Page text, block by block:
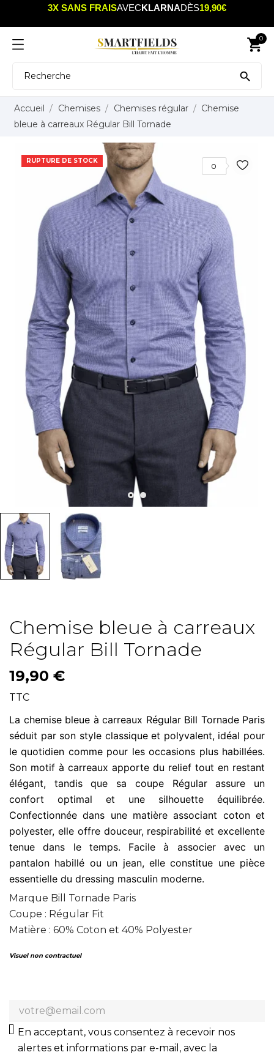
3X SANS FRAISAVECKLARNADÈS19,90€
shopping_cart
0

Accueil Chemises Chemises régular
Chemise
bleue à carreaux Régular Bill Tornade
RUPTURE DE STOCK
0
Chemise bleue à carreaux
Régular Bill Tornade
19,90 €
TTC
La chemise bleue à carreaux Régular Bill Tornade Paris
séduit par son style classique et polyvalent, idéal pour
le quotidien comme pour les occasions plus habillées.
Son motif à carreaux apporte du relief tout en restant
élégant, tandis que sa coupe Régular assure un
confort optimal et une silhouette équilibrée.
Confectionnée dans une matière associant coton et
polyester, elle offre douceur, respirabilité et excellente
tenue dans le temps. Facile à associer avec un
pantalon habillé ou un jean, elle constitue une pièce
essentielle du dressing masculin moderne.
Marque Bill Tornade Paris
Coupe : Régular Fit
Matière : 60% Coton et 40% Polyester
Visuel non contractuel
En acceptant, vous consentez à recevoir nos
alertes et informations par e-mail, avec la